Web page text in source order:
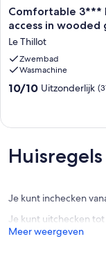
Comfortable
3***
with
heated
pool
access
Thillot
Comfortable 3***
access in wooded
Le Thillot
Zwembad
Wasmachine
10.0
beoordelingen)
10/10 Uitzonderlijk
Huisregels
Je kunt inchecken
Je kunt uitchecken tot
Meer weergeven